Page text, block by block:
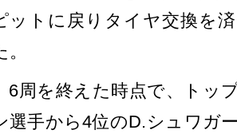
ットに戻りタイヤ交換を
。
6周を終えた時点で、トッ
選手から4位のD.シュワガ